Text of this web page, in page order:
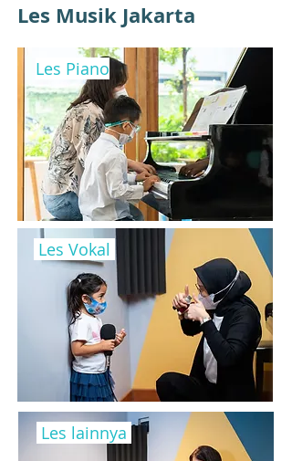
Les Musik Jakarta
Les Piano
Les Vokal
Les lainnya